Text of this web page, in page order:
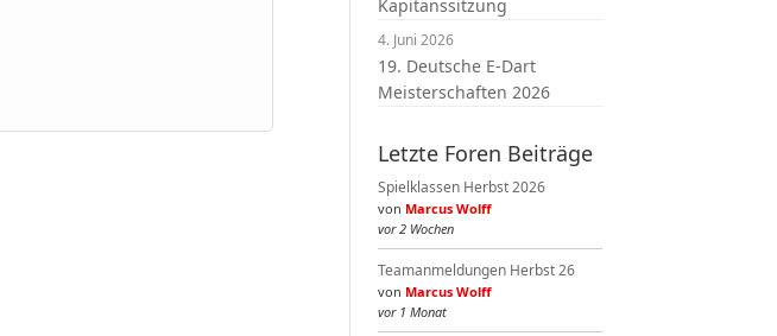
Kapitänssitzung
19. Deutsche E-Dart
Meisterschaften 2026
4. Juni 2026
Letzte Foren Beiträge
Spielklassen Herbst 2026
von Marcus Wolff
vor 2 Wochen
Teamanmeldungen Herbst 26
von Marcus Wolff
vor 1 Monat